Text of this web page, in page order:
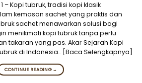
– Kopi tubruk, tradisi kopi klasik
kemasan sachet yang praktis dan
sachet menawarkan solusi bagi
menikmati kopi tubruk tanpa perlu
takaran yang pas. Akar Sejarah Kopi
di Indonesia… [Baca Selengkapnya]
CONTINUE READING →